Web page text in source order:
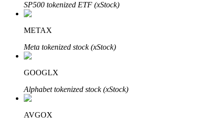
Bitrue
พันธมิตร Bitrue
SP500 tokenized ETF (xStock)
METAX
Meta tokenized stock (xStock)
GOOGLX
Alphabet tokenized stock (xStock)
AVGOX